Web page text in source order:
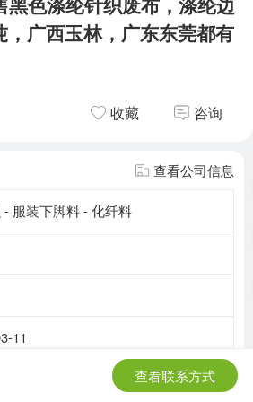
广西玉林，广东东莞都有
收藏 咨询
查看公司信息
- 服装下脚料 - 化纤料
11
查看联系方式